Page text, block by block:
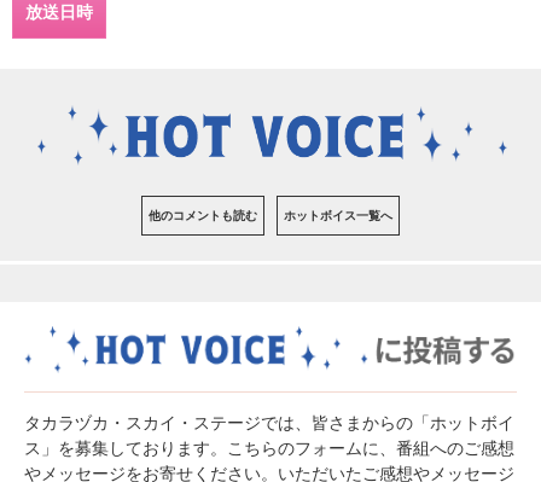
放送日時
他のコメントも読む ホットボイス一覧へ
タカラヅカ・スカイ・ステージでは、皆さまからの「ホットボイ
ス」を募集しております。こちらのフォームに、番組へのご感想
やメッセージをお寄せください。いただいたご感想やメッセージ